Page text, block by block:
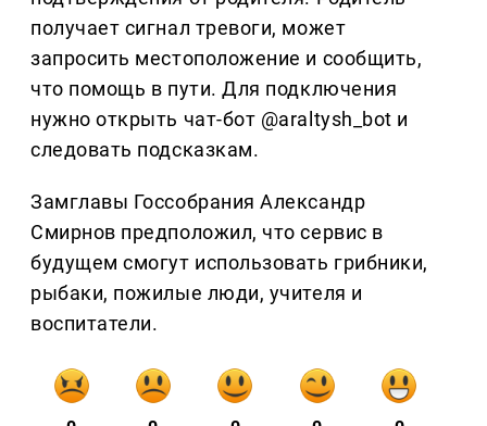
получает сигнал тревоги, может
запросить местоположение и сообщить,
что помощь в пути. Для подключения
нужно открыть чат-бот @araltysh_bot и
следовать подсказкам.
Замглавы Госсобрания Александр
Смирнов предположил, что сервис в
будущем смогут использовать грибники,
рыбаки, пожилые люди, учителя и
воспитатели.